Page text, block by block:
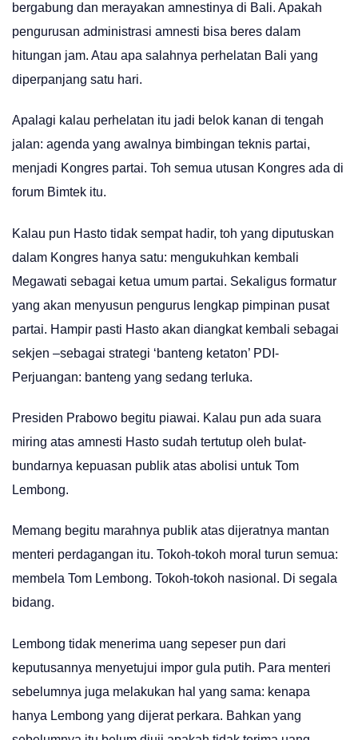
bergabung dan merayakan amnestinya di Bali. Apakah
pengurusan administrasi amnesti bisa beres dalam
hitungan jam. Atau apa salahnya perhelatan Bali yang
diperpanjang satu hari.
Apalagi kalau perhelatan itu jadi belok kanan di tengah
jalan: agenda yang awalnya bimbingan teknis partai,
menjadi Kongres partai. Toh semua utusan Kongres ada di
forum Bimtek itu.
Kalau pun Hasto tidak sempat hadir, toh yang diputuskan
dalam Kongres hanya satu: mengukuhkan kembali
Megawati sebagai ketua umum partai. Sekaligus formatur
yang akan menyusun pengurus lengkap pimpinan pusat
partai. Hampir pasti Hasto akan diangkat kembali sebagai
sekjen –sebagai strategi ‘banteng ketaton’ PDI-
Perjuangan: banteng yang sedang terluka.
Presiden Prabowo begitu piawai. Kalau pun ada suara
miring atas amnesti Hasto sudah tertutup oleh bulat-
bundarnya kepuasan publik atas abolisi untuk Tom
Lembong.
Memang begitu marahnya publik atas dijeratnya mantan
menteri perdagangan itu. Tokoh-tokoh moral turun semua:
membela Tom Lembong. Tokoh-tokoh nasional. Di segala
bidang.
Lembong tidak menerima uang sepeser pun dari
keputusannya menyetujui impor gula putih. Para menteri
sebelumnya juga melakukan hal yang sama: kenapa
hanya Lembong yang dijerat perkara. Bahkan yang